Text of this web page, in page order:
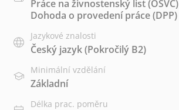
Práce na živnostenský list (OSVČ)
Dohoda o provedení práce (DPP)
Jazykové znalosti
Český jazyk(Pokročilý B2)
Minimální vzdělání
Základní
Délka prac. poměru